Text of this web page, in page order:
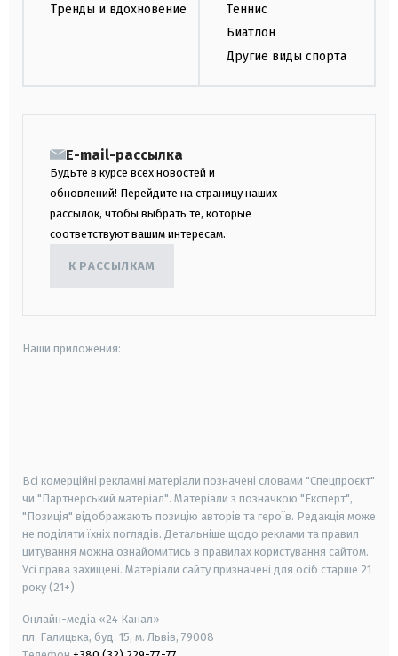
Тренды и вдохновение
Теннис
Биатлон
Другие виды спорта
E-mail-рассылка
Будьте в курсе всех новостей и
обновлений! Перейдите на страницу наших
рассылок, чтобы выбрать те, которые
соответствуют вашим интересам.
К РАССЫЛКАМ
Наши приложения:
Всі комерційні рекламні матеріали позначені словами "Спецпроєкт"
чи "Партнерський матеріал". Матеріали з позначкою "Експерт",
"Позиція" відображають позицію авторів та героїв. Редакція може
не поділяти їхніх поглядів. Детальніше щодо реклами та правил
цитування можна ознайомитись в правилах користування сайтом.
Усі права захищені. Матеріали сайту призначені для осіб старше 21
року (21+)
Онлайн-медіа «24 Канал»
пл. Галицька, буд. 15, м. Львів, 79008